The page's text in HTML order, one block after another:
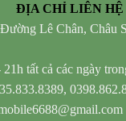
ĐỊA CHỈ LIÊN HỆ
Lê Chân, Châu
tất cả các ngày